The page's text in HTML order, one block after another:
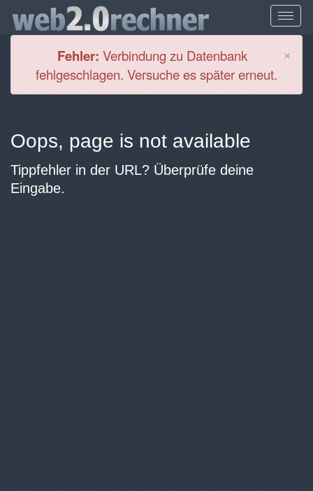
×
Fehler: Verbindung zu Datenbank
fehlgeschlagen. Versuche es später erneut.
Oops, page is not available
Tippfehler in der URL? Überprüfe deine
Eingabe.